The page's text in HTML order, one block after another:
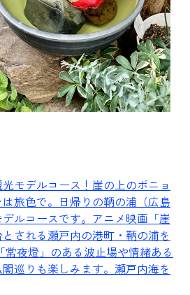
モデルコース！崖の上のポニョ
旅色で。 日帰りの鞆の浦（広島
ルコースです。アニメ映画「崖
される瀬戸内の港町・鞆の浦を
夜燈」のある波止場や情緒ある
巡りも楽しみます。瀬戸内海を